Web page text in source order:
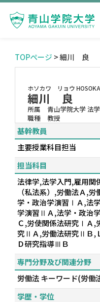
TOPページ > 細川 良
ホソカワ リョウ
細川 良
所属
青山学院大学 法
職種
教授
基幹教員
主要授業科目担当
担当科目
法律学,法学入門,雇用関
（私法系）,労働法Ａ,
学・政治学演習ⅠＡ,法
学演習ⅡＡ,法学・政治
Ｃ,労使関係法研究ⅠＡ,
究ⅡＡ,労働法研究ⅡＢ,
Ｄ研究指導ⅢＢ
専門分野及び関連分野
労働法 キーワード(労働
学歴・学位